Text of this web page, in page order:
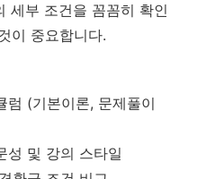
세부 조건을 꼼꼼히 확인
이 중요합니다.
럼 (기본이론, 문제풀이
성 및 강의 스타일